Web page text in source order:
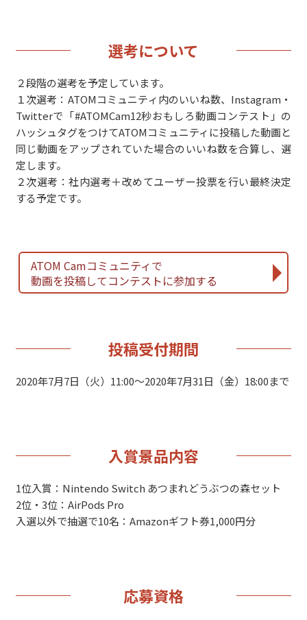
選考について
２段階の選考を予定しています。
１次選考：ATOMコミュニティ内のいいね数、Instagram・
Twitterで「#ATOMCam12秒おもしろ動画コンテスト」の
ハッシュタグをつけてATOMコミュニティに投稿した動画と
同じ動画をアップされていた場合のいいね数を合算し、選
定します。
２次選考：社内選考＋改めてユーザー投票を行い最終決定
する予定です。
ATOM Camコミュニティで
動画を投稿してコンテストに参加する
投稿受付期間
2020年7月7日（火）11:00〜2020年7月31日（金）18:00まで
入賞景品内容
1位入賞：Nintendo Switch あつまれどうぶつの森セット
2位・3位：AirPods Pro
入選以外で抽選で10名：Amazonギフト券1,000円分
応募資格